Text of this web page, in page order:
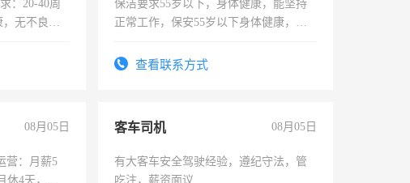
：20-40周
，无不良嗜
倒，每月
保洁要求55岁以下，身体健康，能坚持
正常工作，保安55岁以下身体健康，有
录，客服要求45岁以下高中以上文化，
查看联系方式
08月05日
营：月薪5
休4天，提
客车司机 08月05日
有大客车安全驾驶经验，遵纪守法，管
吃注，薪资面议